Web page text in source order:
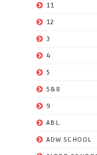
11
12
3
4
5
5&8
9
ABL.
ADW SCHOOL